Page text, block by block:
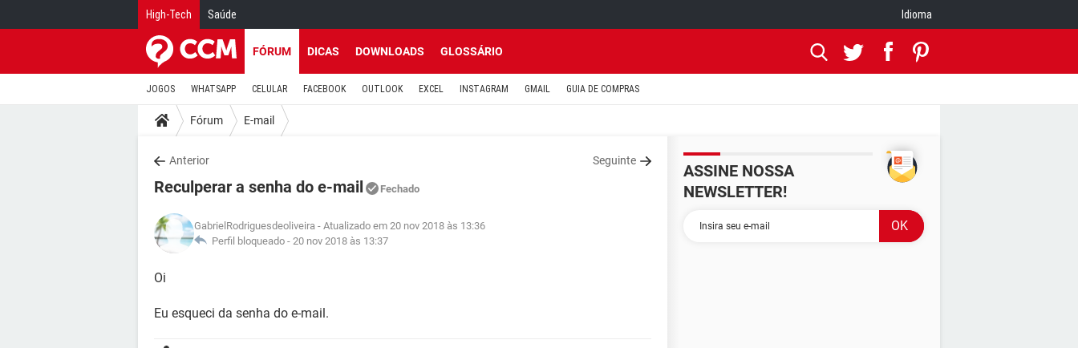
High-Tech Saúde Idioma
FÓRUM DICAS DOWNLOADS GLOSSÁRIO
JOGOS WHATSAPP CELULAR FACEBOOK OUTLOOK EXCEL INSTAGRAM GMAIL GUIA DE COMPRAS
Fórum E-mail
Anterior Seguinte
Reculperar a senha do e-mail Fechado
GabrielRodriguesdeoliveira - Atualizado em 20 nov 2018 às 13:36
Perfil bloqueado - 20 nov 2018 às 13:37
Oi
Eu esqueci da senha do e-mail.
ASSINE NOSSA
NEWSLETTER!